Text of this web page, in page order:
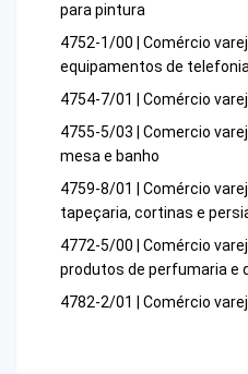
para pintura
4752-1/00 | Comércio
equipamentos de
4754-7/01 | Comércio
4755-5/03 | Comercio
mesa e banho
4759-8/01 | Comércio
tapeçaria, cortinas e
4772-5/00 | Comércio
produtos de perfumaria e
4782-2/01 | Comércio